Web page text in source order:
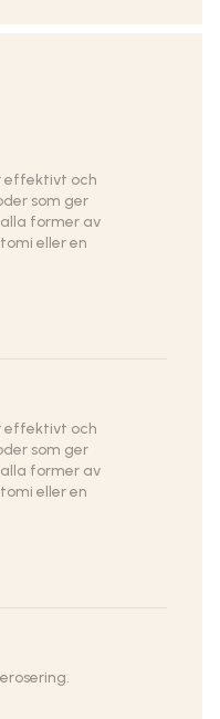
effektivt och
som ger
former av
eller en
effektivt och
som ger
former av
eller en